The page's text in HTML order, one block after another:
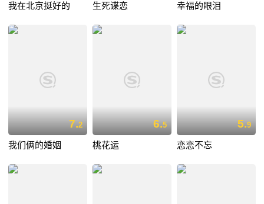
我在北京挺好的 生死谍恋 幸福的眼泪
7.2
我们俩的婚姻
6.5
桃花运
5.9
恋恋不忘